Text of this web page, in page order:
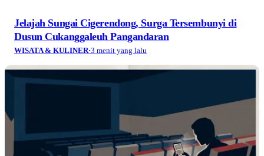
Jelajah Sungai Cigerendong, Surga Tersembunyi di
Dusun Cukanggaleuh Pangandaran
WISATA & KULINER·3 menit yang lalu